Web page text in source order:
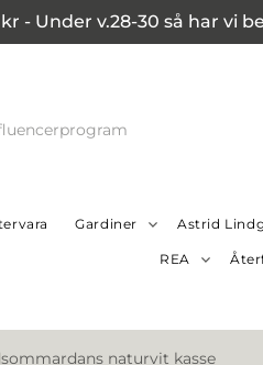
kr - Under v.28-30 så har
Gardiner Astrid
REA
naturvit kasse